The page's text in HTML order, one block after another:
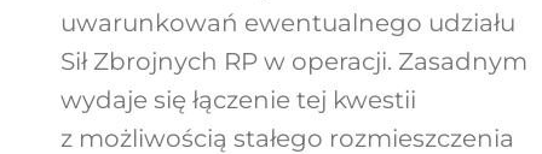
uwarunkowań ewentualnego udziału
Sił Zbrojnych RP w operacji. Zasadnym
wydaje się łączenie tej kwestii
z możliwością stałego rozmieszczenia